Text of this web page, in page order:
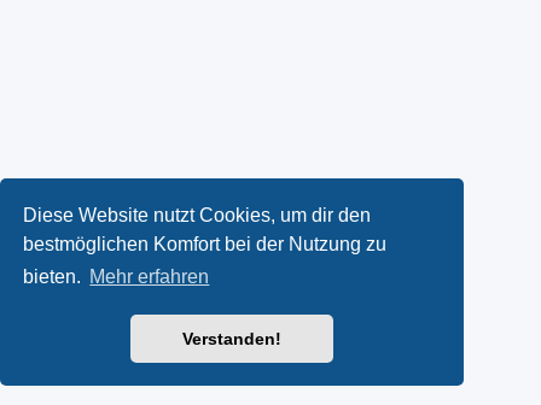
Diese Website nutzt Cookies, um dir den
bestmöglichen Komfort bei der Nutzung zu
bieten. Mehr erfahren
Verstanden!